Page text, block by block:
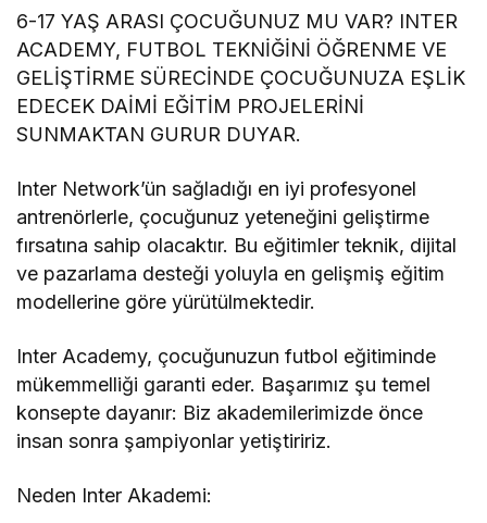
6-17 YAŞ ARASI ÇOCUĞUNUZ MU VAR? INTER
ACADEMY, FUTBOL TEKNİĞİNİ ÖĞRENME VE
GELİŞTİRME SÜRECİNDE ÇOCUĞUNUZA EŞLİK
EDECEK DAİMİ EĞİTİM PROJELERİNİ
SUNMAKTAN GURUR DUYAR.
Inter Network’ün sağladığı en iyi profesyonel
antrenörlerle, çocuğunuz yeteneğini geliştirme
fırsatına sahip olacaktır. Bu eğitimler teknik, dijital
ve pazarlama desteği yoluyla en gelişmiş eğitim
modellerine göre yürütülmektedir.
Inter Academy, çocuğunuzun futbol eğitiminde
mükemmelliği garanti eder. Başarımız şu temel
konsepte dayanır: Biz akademilerimizde önce
insan sonra şampiyonlar yetiştiririz.
Neden Inter Akademi: